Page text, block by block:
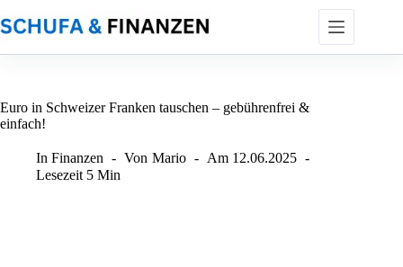
Inhalt
springen
Euro in Schweizer Franken tauschen – gebührenfrei &
einfach!
In Finanzen Von Mario Am 12.06.2025
Lesezeit 5 Min